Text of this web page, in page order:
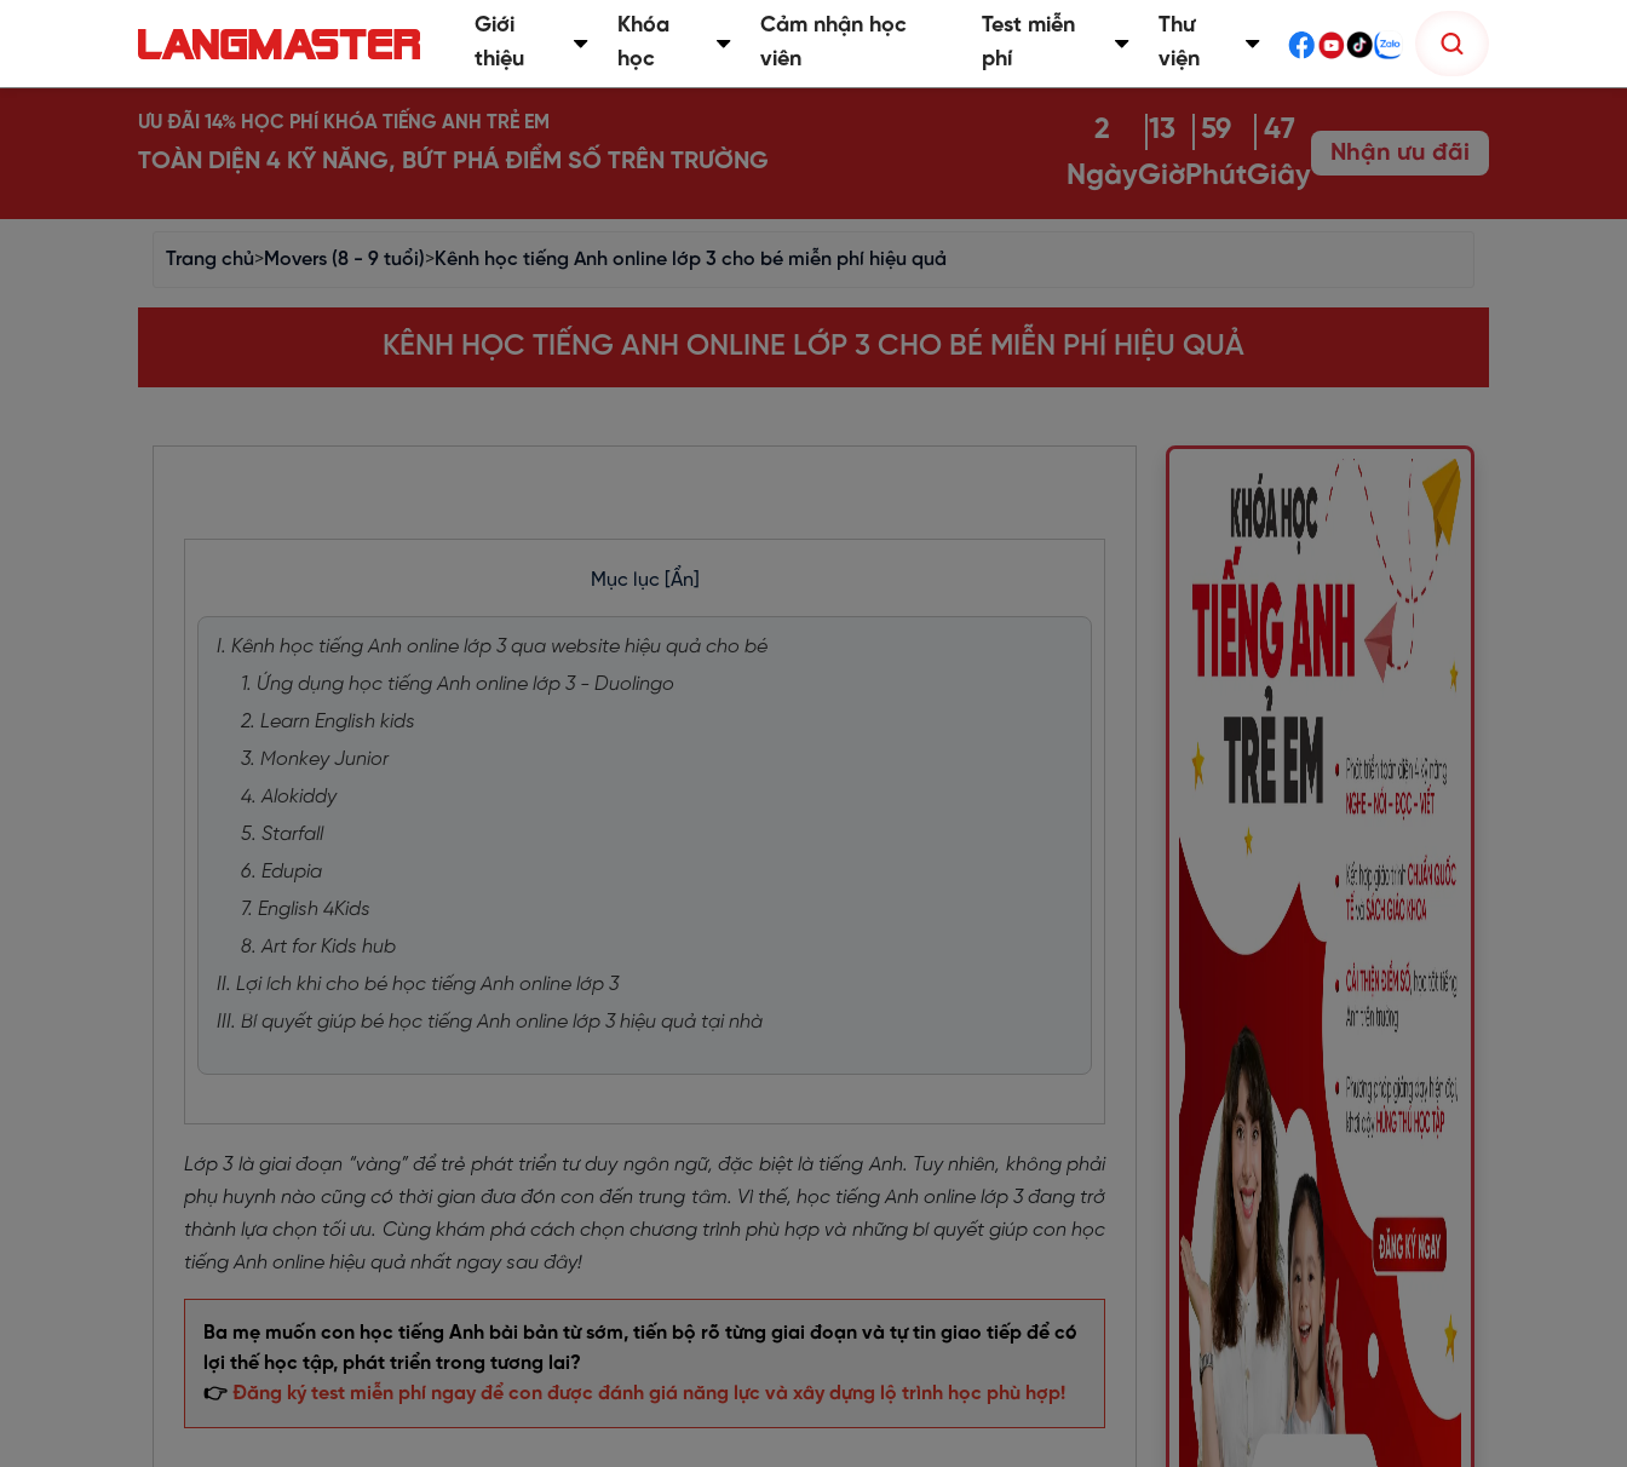
Giới
thiệu
Khóa
học
Cảm nhận học
viên
Test miễn
phí
Thư
viện
ƯU ĐÃI 14% HỌC PHÍ KHÓA TIẾNG ANH TRẺ EM
TOÀN DIỆN 4 KỸ NĂNG, BỨT PHÁ ĐIỂM SỐ TRÊN TRƯỜNG
2
Ngày
13
Giờ
59
Phút
46
Giây
Nhận ưu đãi
Trang chủ>Movers (8 - 9 tuổi)>Kênh học tiếng Anh online lớp 3 cho bé miễn phí hiệu quả
KÊNH HỌC TIẾNG ANH ONLINE LỚP 3 CHO BÉ MIỄN PHÍ HIỆU QUẢ
Mục lục [Ẩn]
I. Kênh học tiếng Anh online lớp 3 qua website hiệu quả cho bé
1. Ứng dụng học tiếng Anh online lớp 3 - Duolingo
2. Learn English kids
3. Monkey Junior
4. Alokiddy
5. Starfall
6. Edupia
7. English 4Kids
8. Art for Kids hub
II. Lợi ích khi cho bé học tiếng Anh online lớp 3
III. Bí quyết giúp bé học tiếng Anh online lớp 3 hiệu quả tại nhà
Lớp 3 là giai đoạn “vàng” để trẻ phát triển tư duy ngôn ngữ, đặc biệt là tiếng Anh. Tuy nhiên, không phải
phụ huynh nào cũng có thời gian đưa đón con đến trung tâm. Vì thế, học tiếng Anh online lớp 3 đang trở
thành lựa chọn tối ưu. Cùng khám phá cách chọn chương trình phù hợp và những bí quyết giúp con học
tiếng Anh online hiệu quả nhất ngay sau đây!
Ba mẹ muốn con học tiếng Anh bài bản từ sớm, tiến bộ rõ từng giai đoạn và tự tin giao tiếp để có
lợi thế học tập, phát triển trong tương lai?
👉 Đăng ký test miễn phí ngay để con được đánh giá năng lực và xây dựng lộ trình học phù hợp!